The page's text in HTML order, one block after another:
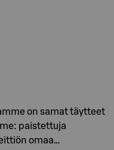
on samat täytteet
paistettuja
omaa…